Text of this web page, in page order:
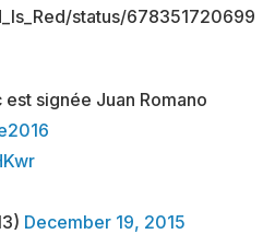
status/678351720699
signée Juan Romano
December 19, 2015